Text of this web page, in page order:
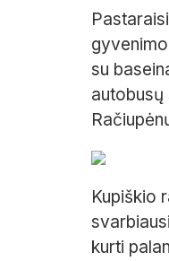
su
autobusų
Kupiškio
kurti